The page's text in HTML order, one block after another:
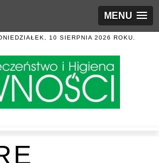
MENU
10 SIERPNIA 2026 ROKU.